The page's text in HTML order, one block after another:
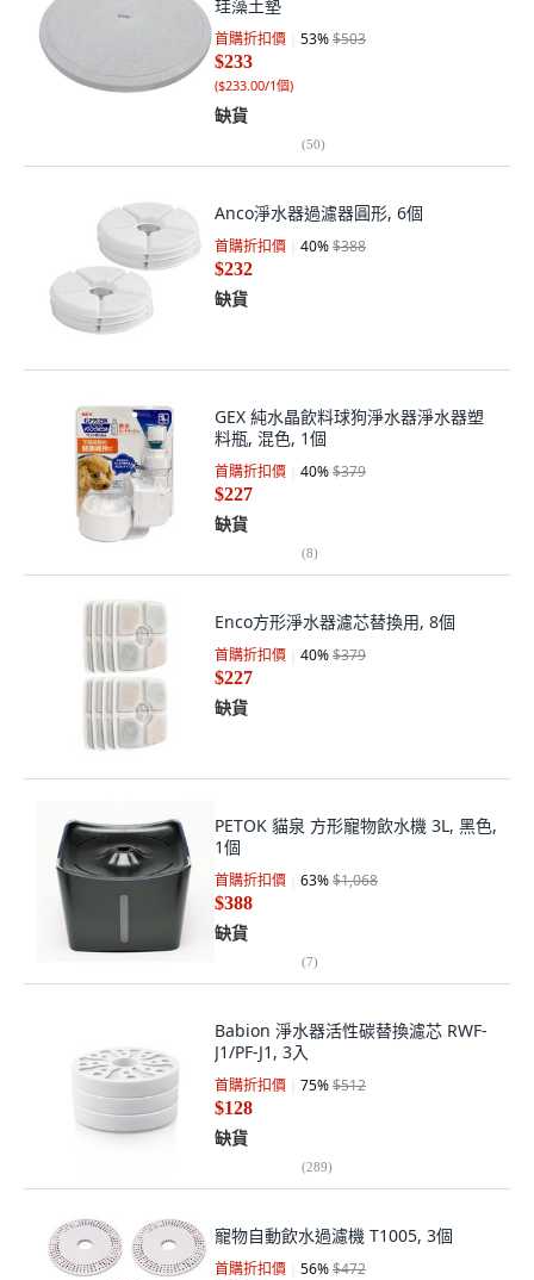
珪藻土墊
首購折扣價 53%$503
$233
($233.00/1個)
缺貨
(50)
Anco淨水器過濾器圓形, 6個
首購折扣價 40%$388
$232
缺貨
GEX 純水晶飲料球狗淨水器淨水器塑
料瓶, 混色, 1個
首購折扣價 40%$379
$227
缺貨
(8)
Enco方形淨水器濾芯替換用, 8個
首購折扣價 40%$379
$227
缺貨
PETOK 貓泉 方形寵物飲水機 3L, 黑色,
1個
首購折扣價 63%$1,068
$388
缺貨
(7)
Babion 淨水器活性碳替換濾芯 RWF-
J1/PF-J1, 3入
首購折扣價 75%$512
$128
缺貨
(289)
寵物自動飲水過濾機 T1005, 3個
首購折扣價 56%$472